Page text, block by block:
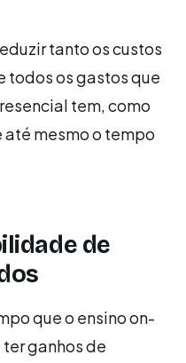
tanto os custos
todos os gastos que
tem, como
mesmo o tempo
de
que o ensino on-
ganhos de